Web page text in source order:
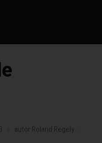
autor Roland Regely